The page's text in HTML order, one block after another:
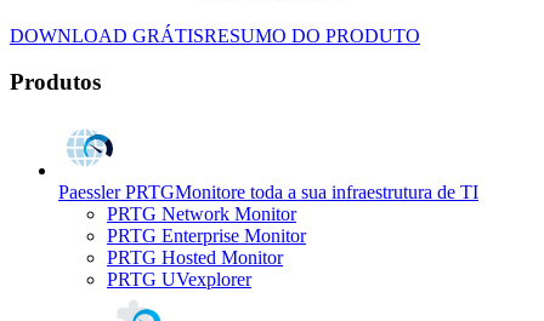
DOWNLOAD GRÁTISRESUMO DO PRODUTO
Produtos
Paessler PRTGMonitore toda a sua infraestrutura de TI
PRTG Network Monitor
PRTG Enterprise Monitor
PRTG Hosted Monitor
PRTG UVexplorer